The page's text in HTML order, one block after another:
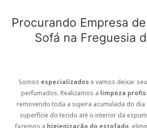
Procurando Empresa
Sofá na Freguesia
Somos especializados e vamos deixar
perfumados. Realizamos a limpeza
removendo toda a sujeira acumulada do dia
superfície do tecido até o interior da
fazemos a higienização do estofado,